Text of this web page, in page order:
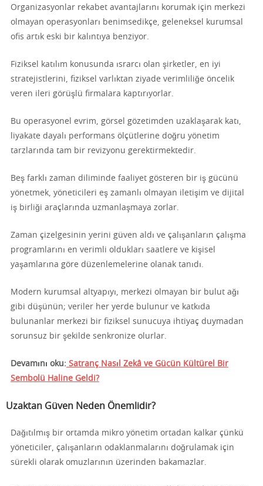
Organizasyonlar rekabet avantajlarını korumak için merkezi
olmayan operasyonları benimsedikçe, geleneksel kurumsal
ofis artık eski bir kalıntıya benziyor.
Fiziksel katılım konusunda ısrarcı olan şirketler, en iyi
stratejistlerini, fiziksel varlıktan ziyade verimliliğe öncelik
veren ileri görüşlü firmalara kaptırıyorlar.
Bu operasyonel evrim, görsel gözetimden uzaklaşarak katı,
liyakate dayalı performans ölçütlerine doğru yönetim
tarzlarında tam bir revizyonu gerektirmektedir.
Beş farklı zaman diliminde faaliyet gösteren bir iş gücünü
yönetmek, yöneticileri eş zamanlı olmayan iletişim ve dijital
iş birliği araçlarında uzmanlaşmaya zorlar.
Zaman çizelgesinin yerini güven aldı ve çalışanların çalışma
programlarını en verimli oldukları saatlere ve kişisel
yaşamlarına göre düzenlemelerine olanak tanıdı.
Modern kurumsal altyapıyı, merkezi olmayan bir bulut ağı
gibi düşünün; veriler her yerde bulunur ve katkıda
bulunanlar merkezi bir fiziksel sunucuya ihtiyaç duymadan
sorunsuz bir şekilde senkronize olurlar.
Devamını oku: Satranç Nasıl Zekâ ve Gücün Kültürel Bir
Sembolü Haline Geldi?
Uzaktan Güven Neden Önemlidir?
Dağıtılmış bir ortamda mikro yönetim ortadan kalkar çünkü
yöneticiler, çalışanların odaklanmalarını doğrulamak için
sürekli olarak omuzlarının üzerinden bakamazlar.